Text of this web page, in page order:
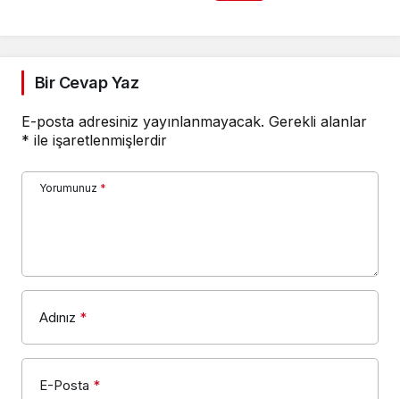
Bir Cevap Yaz
E-posta adresiniz yayınlanmayacak. Gerekli alanlar
* ile işaretlenmişlerdir
Yorumunuz *
Adınız *
E-Posta *